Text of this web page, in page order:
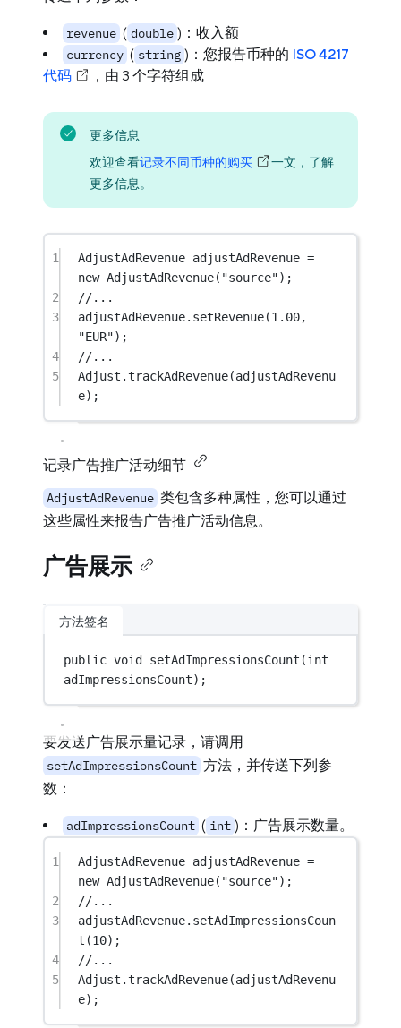
revenue ( double )：收入额
currency ( string )：您报告币种的 ISO 4217
代码
，由 3 个字符组成
更多信息
欢迎查看记录不同币种的购买
一文，了解
更多信息。
1 AdjustAdRevenue adjustAdRevenue =
new AdjustAdRevenue( "source");
2
//...
3
adjustAdRevenue. setRevenue(1.00
"EUR");
4
//...
5
Adjust.trackAdRevenue(adjustAdRevenu
e);
记录广告推广活动细节
AdjustAdRevenue 类包含多种属性，您可以通过
这些属性来报告广告推广活动信息。
广告展示
方法签名
public void setAdImpressionsCount (int
adImpressionsCount);
要发送广告展示量记录，请调用
setAdImpressionsCount 方法，并传送下列参
数：
adImpressionsCount ( int )：广告展示数量。
1 AdjustAdRevenue adjustAdRevenue =
new AdjustAdRevenue( "source");
2
//...
3
adjustAdRevenue. setAdImpressionsCoun
t (10);
4
//...
5
Adjust.trackAdRevenue(adjustAdRevenu
e);